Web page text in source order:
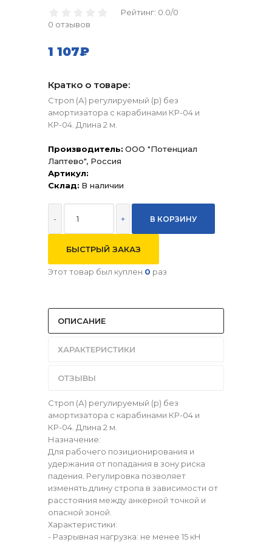
Рейтинг: 0.0/0
0 отзывов
1 107₽
Кратко о товаре:
Строп (А) регулируемый (р) без
амортизатора с карабинами КР-04 и
КР-04. Длина 2 м.
Производитель: ООО "Потенциал
Лаптево", Россия
Артикул:
Склад: В наличии
- +
БЫСТРЫЙ ЗАКАЗ
Этот товар был куплен 0 раз
ОПИСАНИЕ
ХАРАКТЕРИСТИКИ
ОТЗЫВЫ
Строп (А) регулируемый (р) без
амортизатора с карабинами КР-04 и
КР-04. Длина 2 м.
Назначение:
Для рабочего позиционирования и
удержания от попадания в зону риска
падения. Регулировка позволяет
изменять длину стропа в зависимости от
расстояния между анкерной точкой и
опасной зоной.
Характеристики:
- Разрывная нагрузка: не менее 15 кН